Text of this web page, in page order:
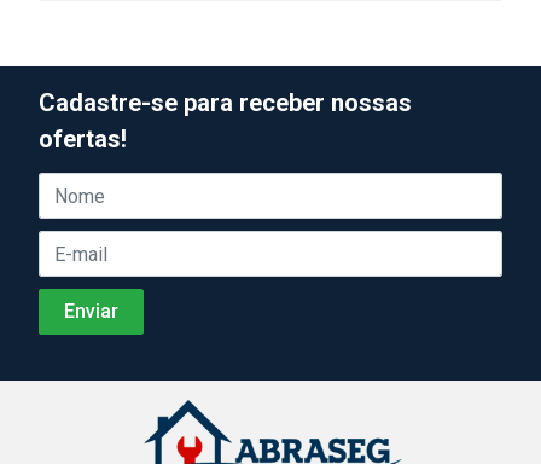
Cadastre-se para receber nossas
ofertas!